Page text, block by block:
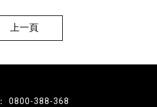
上一頁
0800-388-368